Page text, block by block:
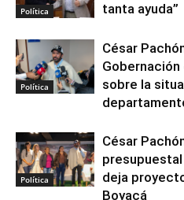
Política
tanta ayuda”
Política
César
sobre la
Política
César
presupuestal
deja
Boyacá